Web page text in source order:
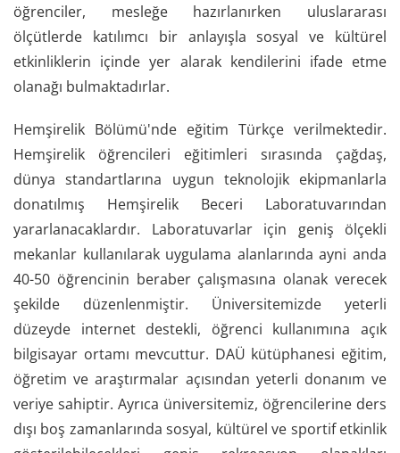
öğrenciler, mesleğe hazırlanırken uluslararası
ölçütlerde katılımcı bir anlayışla sosyal ve kültürel
etkinliklerin içinde yer alarak kendilerini ifade etme
olanağı bulmaktadırlar.
Hemşirelik Bölümü'nde eğitim Türkçe verilmektedir.
Hemşirelik öğrencileri eğitimleri sırasında çağdaş,
dünya standartlarına uygun teknolojik ekipmanlarla
donatılmış Hemşirelik Beceri Laboratuvarından
yararlanacaklardır. Laboratuvarlar için geniş ölçekli
mekanlar kullanılarak uygulama alanlarında ayni anda
40-50 öğrencinin beraber çalışmasına olanak verecek
şekilde düzenlenmiştir. Üniversitemizde yeterli
düzeyde internet destekli, öğrenci kullanımına açık
bilgisayar ortamı mevcuttur. DAÜ kütüphanesi eğitim,
öğretim ve araştırmalar açısından yeterli donanım ve
veriye sahiptir. Ayrıca üniversitemiz, öğrencilerine ders
dışı boş zamanlarında sosyal, kültürel ve sportif etkinlik